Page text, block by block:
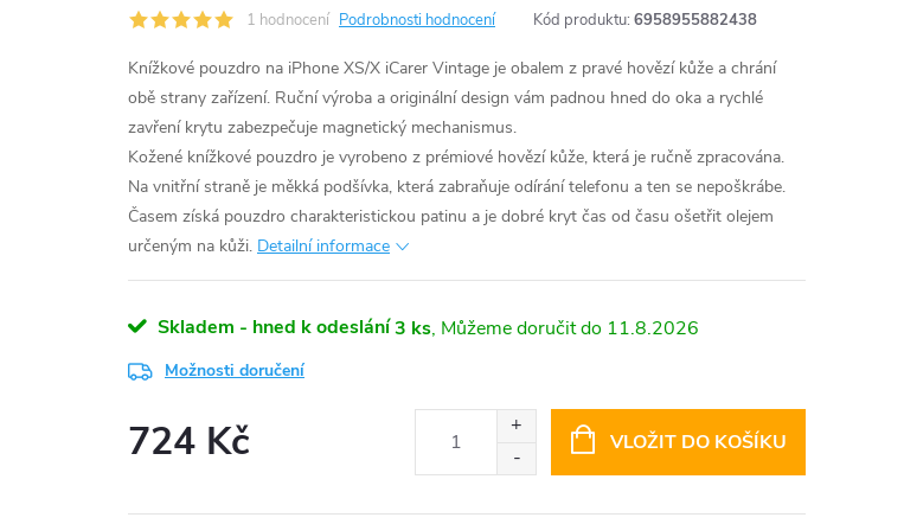
1 hodnocení Podrobnosti hodnocení Kód produktu: 6958955882438
Knížkové pouzdro na iPhone XS/X iCarer Vintage je obalem z pravé hovězí kůže a chrání
obě strany zařízení. Ruční výroba a originální design vám padnou hned do oka a rychlé
zavření krytu zabezpečuje magnetický mechanismus.
Kožené knížkové pouzdro je vyrobeno z prémiové hovězí kůže, která je ručně zpracována.
Na vnitřní straně je měkká podšívka, která zabraňuje odírání telefonu a ten se nepoškrábe.
Časem získá pouzdro charakteristickou patinu a je dobré kryt čas od času ošetřit olejem
určeným na kůži. Detailní informace
Skladem - hned k odeslání3 ks 11.8.2026
Možnosti doručení
724 Kč VLOŽIT DO KOŠÍKU